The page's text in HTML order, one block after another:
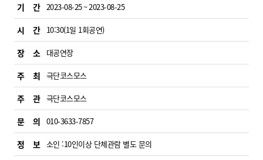
기 간 2023-08-25 ~ 2023-08-25
시 간 10:30(1일 1회공연)
장 소 대공연장
주 최 극단코스모스
주 관 극단코스모스
문 의 010-3633-7857
정 보 소인 :10인이상 단체관람 별도 문의